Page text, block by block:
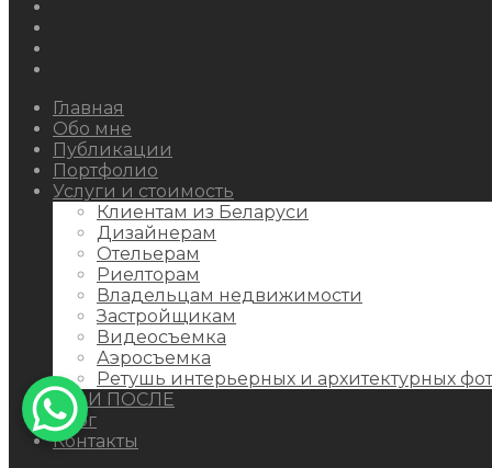
Главная
Обо мне
Публикации
Портфолио
Услуги и стоимость
Клиентам из Беларуси
Дизайнерам
Отельерам
Риелторам
Владельцам недвижимости
Застройщикам
Видеосъемка
Аэросъемка
Ретушь интерьерных и архитектурных
ДО И ПОСЛЕ
Блог
Контакты